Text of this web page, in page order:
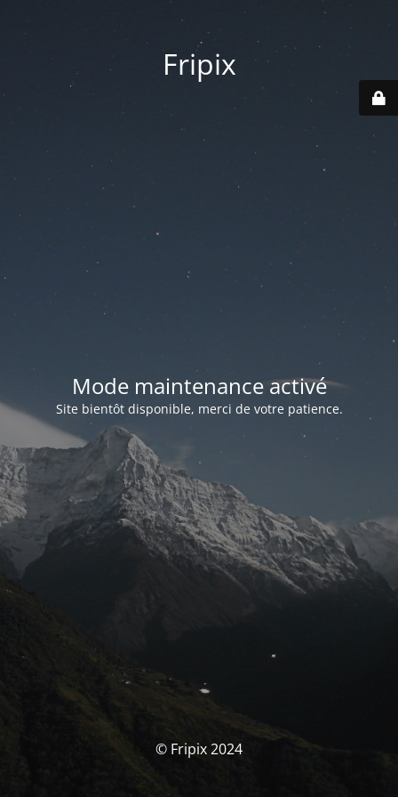
Fripix
Mode maintenance activé
Site bientôt disponible, merci de votre patience.
© Fripix 2024